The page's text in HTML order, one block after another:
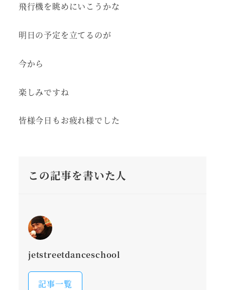
飛行機を眺めにいこうかな
明日の予定を立てるのが
今から
楽しみですね
皆様今日もお疲れ様でした
この記事を書いた人
jetstreetdanceschool
記事一覧